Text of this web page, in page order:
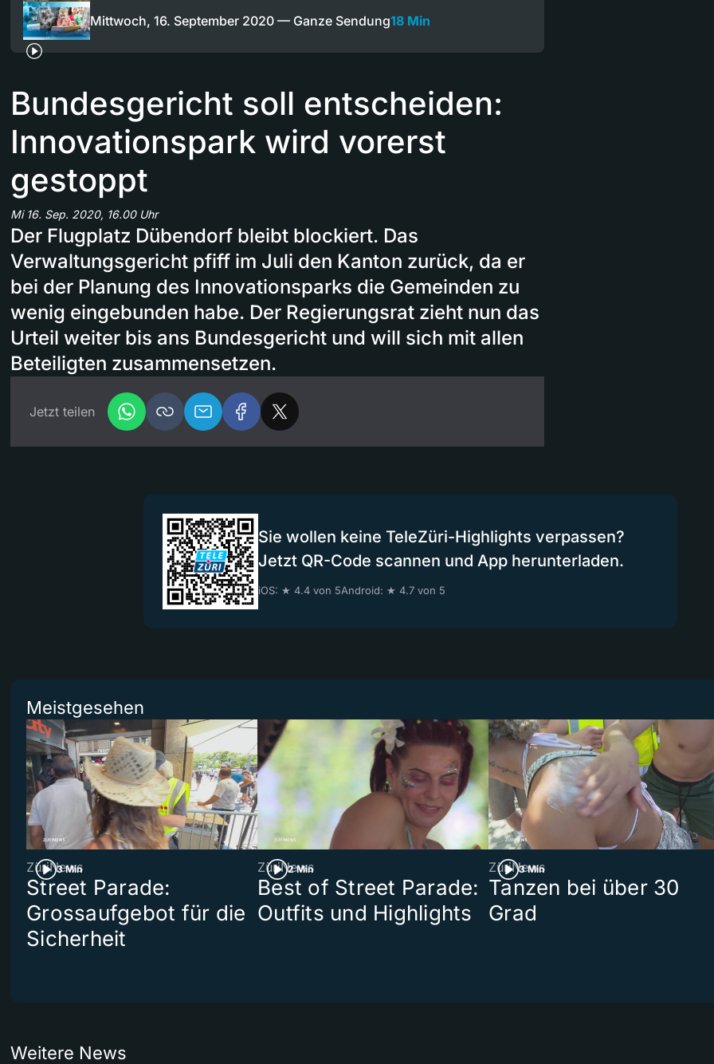
Mittwoch, 16. September 2020 — Ganze Sendung18 Min
Bundesgericht soll entscheiden:
Innovationspark wird vorerst
gestoppt
Mi 16. Sep. 2020, 16.00 Uhr
Der Flugplatz Dübendorf bleibt blockiert. Das
Verwaltungsgericht pfiff im Juli den Kanton zurück, da er
bei der Planung des Innovationsparks die Gemeinden zu
wenig eingebunden habe. Der Regierungsrat zieht nun das
Urteil weiter bis ans Bundesgericht und will sich mit allen
Beteiligten zusammensetzen.
Jetzt teilen
Sie wollen keine TeleZüri-Highlights verpassen?
Jetzt QR-Code scannen und App herunterladen.
iOS: ★ 4.4 von 5Android: ★ 4.7 von 5
Meistgesehen
3 Min
ZüriNews
Street Parade:
Grossaufgebot für die
Sicherheit
2 Min
ZüriNews
Best of Street Parade:
Outfits und Highlights
3 Min
ZüriNews
Tanzen bei über 30
Grad
Weitere News